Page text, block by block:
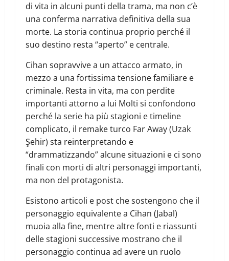
di vita in alcuni punti della trama, ma non c’è
una conferma narrativa definitiva della sua
morte. La storia continua proprio perché il
suo destino resta “aperto” e centrale.
Cihan sopravvive a un attacco armato, in
mezzo a una fortissima tensione familiare e
criminale. Resta in vita, ma con perdite
importanti attorno a lui Molti si confondono
perché la serie ha più stagioni e timeline
complicato, il remake turco Far Away (Uzak
Şehir) sta reinterpretando e
“drammatizzando” alcune situazioni e ci sono
finali con morti di altri personaggi importanti,
ma non del protagonista.
Esistono articoli e post che sostengono che il
personaggio equivalente a Cihan (Jabal)
muoia alla fine, mentre altre fonti e riassunti
delle stagioni successive mostrano che il
personaggio continua ad avere un ruolo